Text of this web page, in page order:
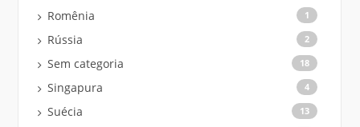
Romênia 1
Rússia 2
Sem categoria 18
Singapura 4
Suécia 13